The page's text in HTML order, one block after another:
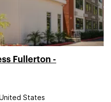
Fullerton -
States